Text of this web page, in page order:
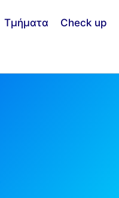
Τμήματα Check up